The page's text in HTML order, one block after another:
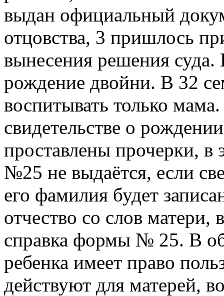
выдан официальный
отцовства, 3 пришлось
вынесения решения суда.
рождение двойни. В 32
воспитывать только
свидетельстве о
проставлены прочерки, в
№25 не выдаётся, если
его фамилия будет
отчество со слов матери,
справка формы № 25. В
ребенка имеет право
действуют для матерей,